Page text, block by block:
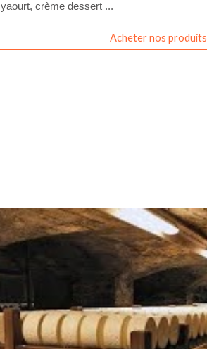
yaourt, crème dessert ...
Acheter nos produits